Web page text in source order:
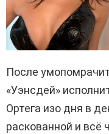
После
«Уэнсдей»
Ортега изо дня в
раскованной и всё